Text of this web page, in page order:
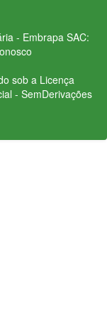
- Embrapa SAC:
sob a Licença
- SemDerivações